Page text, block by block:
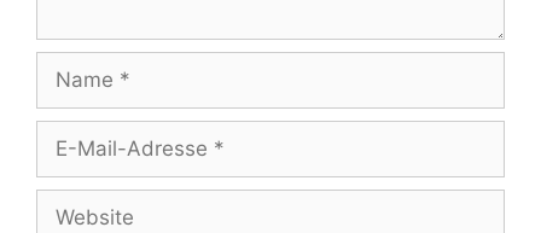
Name
Adresse
Website